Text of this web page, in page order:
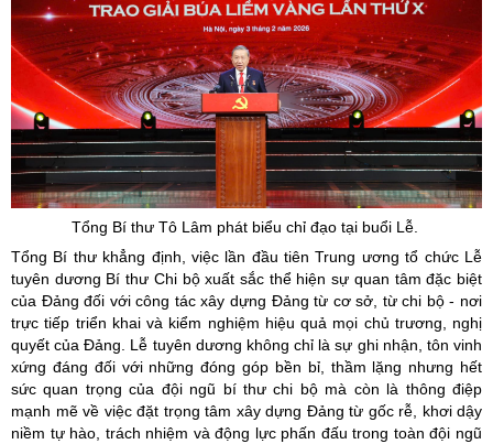
Tổng Bí thư Tô Lâm phát biểu chỉ đạo tại buổi Lễ.
Tổng Bí thư khẳng định, việc lần đầu tiên Trung ương tổ chức Lễ
tuyên dương Bí thư Chi bộ xuất sắc thể hiện sự quan tâm đặc biệt
của Đảng đối với công tác xây dựng Đảng từ cơ sở, từ chi bộ - nơi
trực tiếp triển khai và kiểm nghiệm hiệu quả mọi chủ trương, nghị
quyết của Đảng. Lễ tuyên dương không chỉ là sự ghi nhận, tôn vinh
xứng đáng đối với những đóng góp bền bỉ, thầm lặng nhưng hết
sức quan trọng của đội ngũ bí thư chi bộ mà còn là thông điệp
mạnh mẽ về việc đặt trọng tâm xây dựng Đảng từ gốc rễ, khơi dậy
niềm tự hào, trách nhiệm và động lực phấn đấu trong toàn đội ngũ